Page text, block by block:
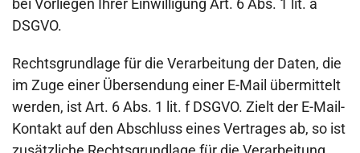
bei Vorliegen Ihrer Einwilligung Art. 6 Abs. 1 lit. a
DSGVO.
Rechtsgrundlage für die Verarbeitung der Daten, die
im Zuge einer Übersendung einer E-Mail übermittelt
werden, ist Art. 6 Abs. 1 lit. f DSGVO. Zielt der E-Mail-
Kontakt auf den Abschluss eines Vertrages ab, so ist